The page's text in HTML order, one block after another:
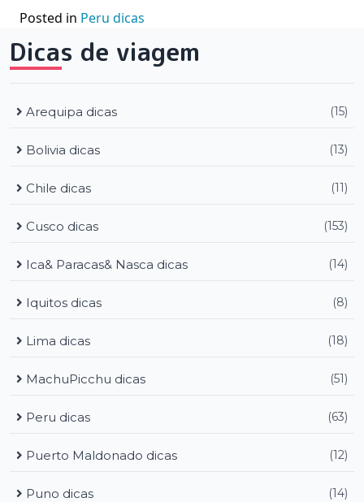
Posted in Peru dicas
Dicas de viagem
Arequipa dicas (15)
Bolivia dicas (13)
Chile dicas (11)
Cusco dicas (153)
Ica& Paracas& Nasca dicas (14)
Iquitos dicas (8)
Lima dicas (18)
MachuPicchu dicas (51)
Peru dicas (63)
Puerto Maldonado dicas (12)
Puno dicas (14)